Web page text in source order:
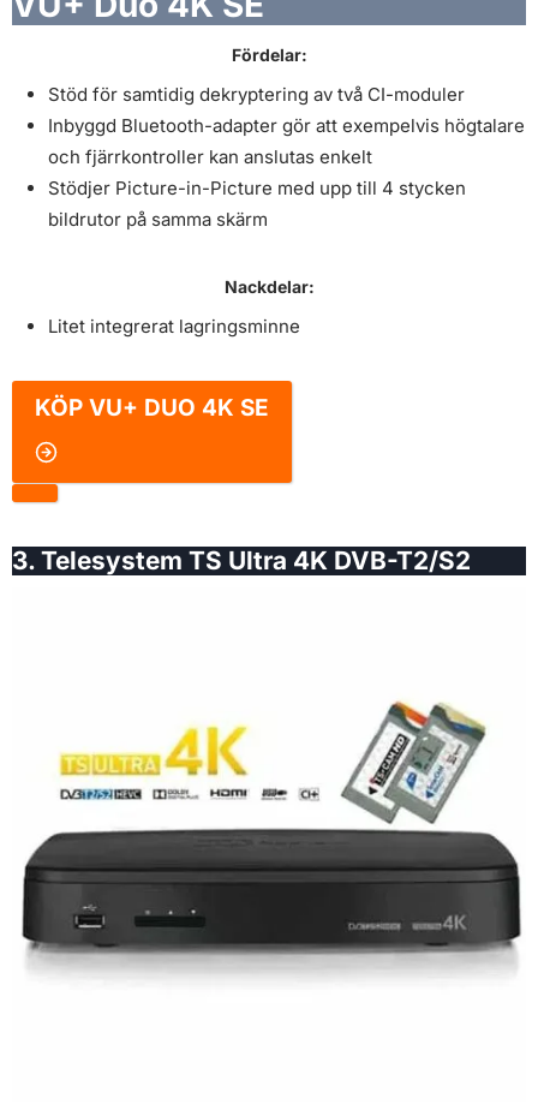
Fördelar:
Stöd för samtidig dekryptering av två CI-moduler
Inbyggd Bluetooth-adapter gör att exempelvis högtalare
och fjärrkontroller kan anslutas enkelt
Stödjer Picture-in-Picture med upp till 4 stycken
bildrutor på samma skärm
Nackdelar:
Litet integrerat lagringsminne
KÖP VU+ DUO 4K SE
3. Telesystem TS Ultra 4K DVB-T2/S2